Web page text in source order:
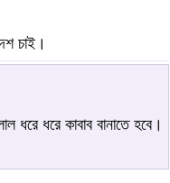
চাই।
ধরে কাবাব বানাতে হবে।